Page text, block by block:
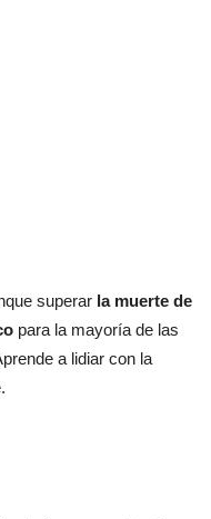
superar la muerte de
para la mayoría de las
a lidiar con la